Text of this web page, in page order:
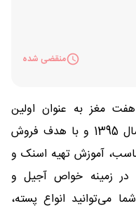
منقضی شده
مغز به عنوان اولین
فروشگاه آنلاین آجیل و خشكبار از سال 1395 و با هدف فروش
آموزش تهیه اسنک و
در زمینه خواص آجیل و
می‌توانید انواع پسته،